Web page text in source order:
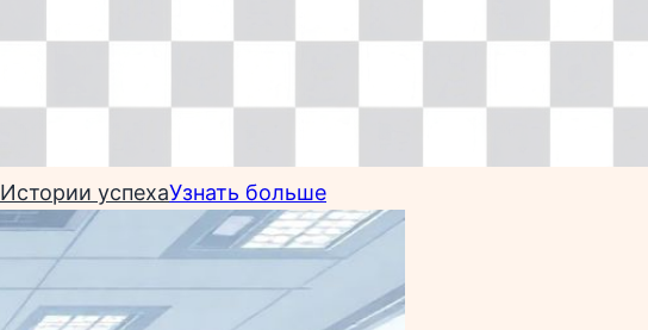
Истории успехаУзнать больше